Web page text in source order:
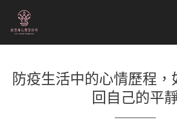
防疫生活中的心情歷程
回自己的平